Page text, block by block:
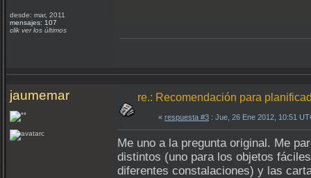
desde: mar, 2011
mensajes: 107
clik ver los últimos
jaumemar re.: Recomendación para
« respuesta #3 : Jue, 26 Ene 2012, 10:51
Me uno a la pregunta original. Me
distintos (uno para los objetos
diferentes constalaciones) y las